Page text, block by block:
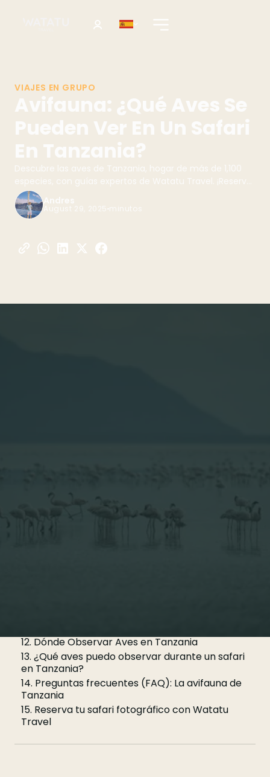
VIAJES EN GRUPO
Avifauna: ¿Qué Aves Se
Pueden Ver En Un Safari
En Tanzania?
Descubre las aves de Tanzania, hogar de más de 1,100
especies, con guías expertos de Watatu Travel. ¡Reserva
tu safari!
Andres
August 29, 2025 minutos
5. Dónde Observar Aves en Tanzania
6. ¿Qué aves puedo observar durante un safari
en Tanzania?
12. Dónde Observar Aves en Tanzania
13. ¿Qué aves puedo observar durante un safari
en Tanzania?
14. Preguntas frecuentes (FAQ): La avifauna de
Tanzania
15. Reserva tu safari fotográfico con Watatu
Travel